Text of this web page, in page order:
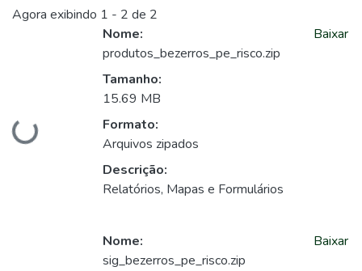
Agora exibindo 1 - 2 de 2
Carregando...
Nome:
produtos_bezerros_pe_risco.zip
Tamanho:
15.69 MB
Formato:
Arquivos zipados
Descrição:
Relatórios, Mapas e Formulários
Baixar
Nome:
sig_bezerros_pe_risco.zip
Baixar